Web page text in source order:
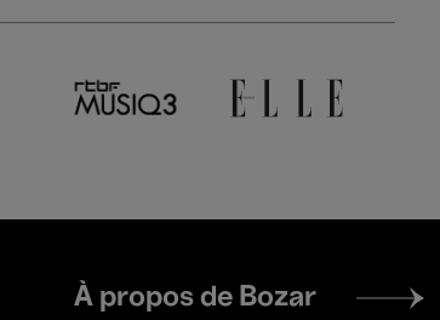
Footer
menu
À propos de Bozar